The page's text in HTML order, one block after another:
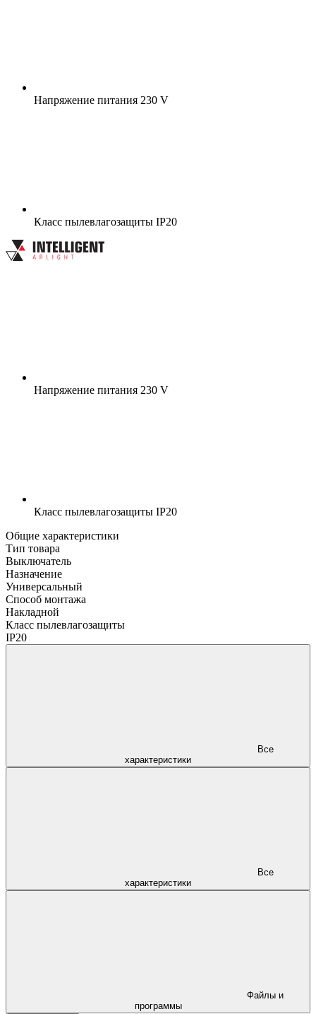
Напряжение питания 230 V
Класс пылевлагозащиты IP20
Напряжение питания 230 V
Класс пылевлагозащиты IP20
Общие характеристики
Тип товара
Выключатель
Назначение
Универсальный
Способ монтажа
Накладной
Класс пылевлагозащиты
IP20
характеристики
характеристики
программы